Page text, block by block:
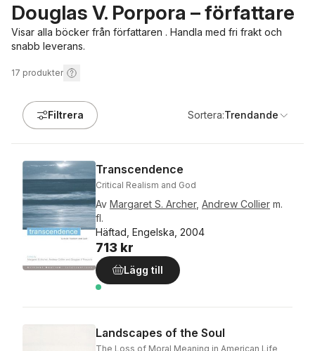
Douglas V. Porpora – författare
Visar alla böcker från författaren . Handla med fri frakt och
snabb leverans.
17 produkter
Filtrera Sortera:Trendande
Transcendence
Critical Realism and God
Av Margaret S. Archer, Andrew Collier m.
fl.
Häftad, Engelska, 2004
713 kr
Lägg till
Landscapes of the Soul
The Loss of Moral Meaning in American Life